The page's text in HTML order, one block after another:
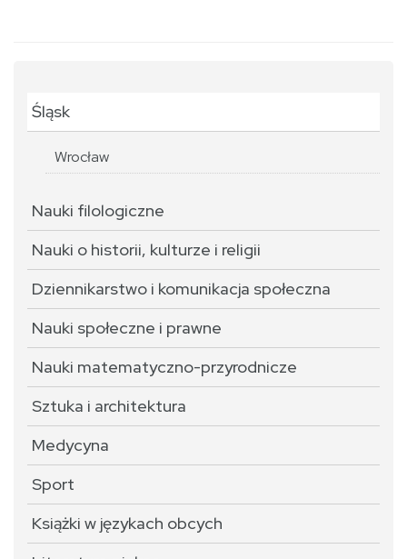
Śląsk
Wrocław
Nauki filologiczne
Nauki o historii, kulturze i religii
Dziennikarstwo i komunikacja społeczna
Nauki społeczne i prawne
Nauki matematyczno-przyrodnicze
Sztuka i architektura
Medycyna
Sport
Książki w językach obcych